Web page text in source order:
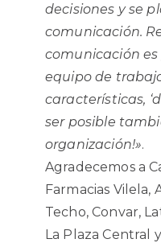
decisiones y se
comunicación.
comunicación
equipo de
características,
ser posible
organización!».
Agradecemos a
Farmacias Vilela,
Techo, Convar,
La Plaza Central